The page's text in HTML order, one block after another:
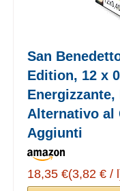
San
Edition, 12 x
Alternativo al
Aggiunti
18,35 €(3,82 € /